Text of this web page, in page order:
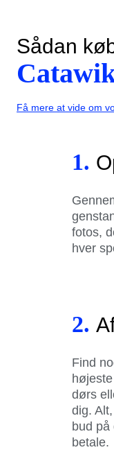
Sådan
Få mere at vide om
1.
fotos,
hver
2.
Find
dørs
dig.
bud på
betale.